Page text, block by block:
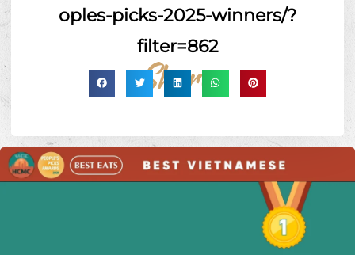
oples-picks-2025-winners/?
filter=862
Share